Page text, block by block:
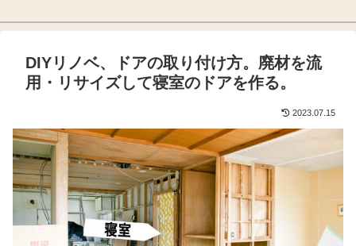
DIYリノベ、ドアの取り付け方。廃材を流
用・リサイズして寝室のドアを作る。
2023.07.15